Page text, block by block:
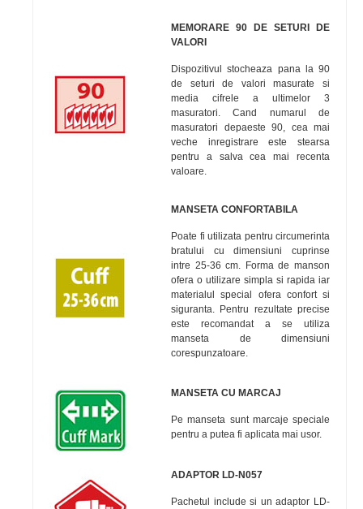
MEMORARE 90 DE SETURI DE
VALORI
Dispozitivul stocheaza pana la 90
de seturi de valori masurate si
media cifrele a ultimelor 3
masuratori. Cand numarul de
masuratori depaeste 90, cea mai
veche inregistrare este stearsa
pentru a salva cea mai recenta
valoare.
MANSETA CONFORTABILA
Poate fi utilizata pentru circumerinta
bratului cu dimensiuni cuprinse
intre 25-36 cm. Forma de manson
ofera o utilizare simpla si rapida iar
materialul special ofera confort si
siguranta. Pentru rezultate precise
este recomandat a se utiliza
manseta de dimensiuni
corespunzatoare.
MANSETA CU MARCAJ
Pe manseta sunt marcaje speciale
pentru a putea fi aplicata mai usor.
ADAPTOR LD-N057
Pachetul include si un adaptor LD-